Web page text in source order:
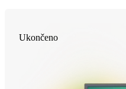
Ukončeno